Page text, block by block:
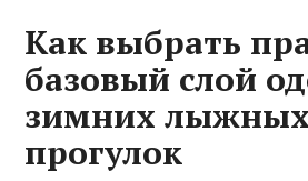
Как выбрать
базовый слой
зимних лыжных
прогулок